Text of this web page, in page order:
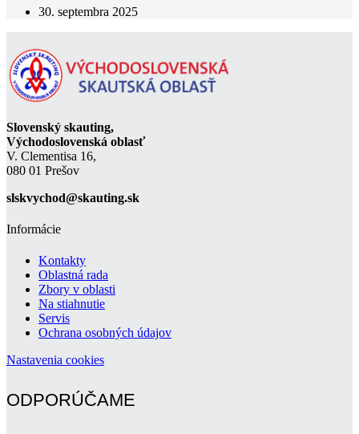
30. septembra 2025
Slovenský skauting,
Východoslovenská oblasť
V. Clementisa 16,
080 01 Prešov
slskvychod@skauting.sk
Informácie
Kontakty
Oblastná rada
Zbory v oblasti
Na stiahnutie
Servis
Ochrana osobných údajov
Nastavenia cookies
ODPORÚČAME